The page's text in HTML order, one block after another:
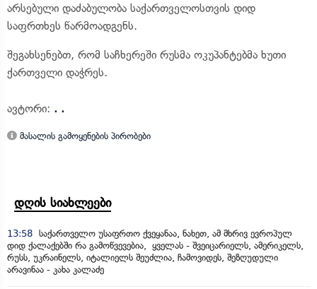
არსებული დაძაბულობა საქართველოსთვის დიდ
საფრთხეს წარმოადგენს.
შეგახსენებთ, რომ საჩხერეში რუსმა ოკუპანტებმა ხუთი
ქართველი დაჭრეს.
ავტორი: . .
მასალის გამოყენების პირობები
დღის სიახლეები
13:58 საქართველო უსაფრთო ქვეყანაა, ნახეთ, ამ მხრივ ევროპულ
დიდ ქალაქებში რა გამოწვევებია, ყველას - შვეიცარიელს, ამერიკელს,
რუსს, უკრაინელს, იტალიელს შეუძლია, ჩამოვიდეს, შეზღუდული
არავინაა - კახა კალაძე